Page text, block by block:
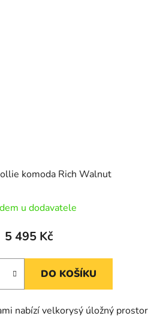
komoda Rich Walnut
u dodavatele
5 495 Kč
DO KOŠÍKU
nabízí velkorysý úložný prostor